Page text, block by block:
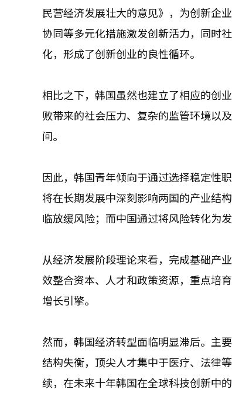
民营经济发展壮大的意见》，为创新企
协同等多元化措施激发创新活力，同时
化，形成了创新创业的良性循环。
相比之下，韩国虽然也建立了相应的创
败带来的社会压力、复杂的监管环境以
间。
因此，韩国青年倾向于通过选择稳定性
将在长期发展中深刻影响两国的产业结
临放缓风险；而中国通过将风险转化为
从经济发展阶段理论来看，完成基础产
效整合资本、人才和政策资源，重点培
增长引擎。
然而，韩国经济转型面临明显滞后。主
结构失衡，顶尖人才集中于医疗、法律
续，在未来十年韩国在全球科技创新中